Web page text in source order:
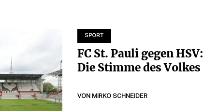
SPORT
FC St. Pauli gegen HSV:
Die Stimme des Volkes
VON MIRKO SCHNEIDER